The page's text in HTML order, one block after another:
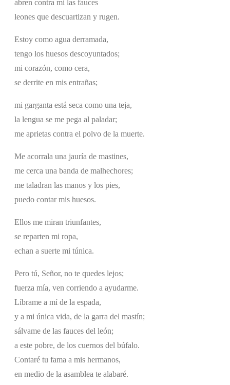
abren contra mí las fauces
leones que descuartizan y rugen.
Estoy como agua derramada,
tengo los huesos descoyuntados;
mi corazón, como cera,
se derrite en mis entrañas;
mi garganta está seca como una teja,
la lengua se me pega al paladar;
me aprietas contra el polvo de la muerte.
Me acorrala una jauría de mastines,
me cerca una banda de malhechores;
me taladran las manos y los pies,
puedo contar mis huesos.
Ellos me miran triunfantes,
se reparten mi ropa,
echan a suerte mi túnica.
Pero tú, Señor, no te quedes lejos;
fuerza mía, ven corriendo a ayudarme.
Líbrame a mí de la espada,
y a mi única vida, de la garra del mastín;
sálvame de las fauces del león;
a este pobre, de los cuernos del búfalo.
Contaré tu fama a mis hermanos,
en medio de la asamblea te alabaré.